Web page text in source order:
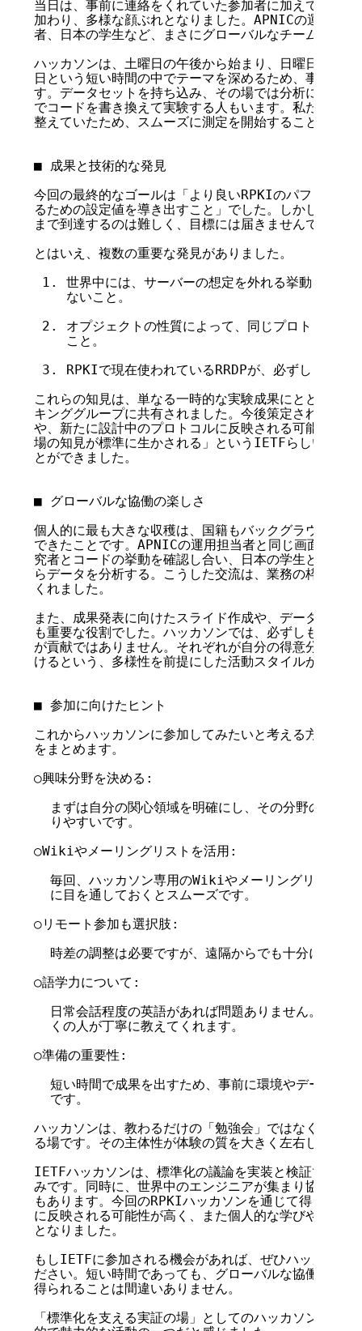
当日は、事前に連絡をくれていた参加者に加えて、ふ
加わり、多様な顔ぶれとなりました。APNICの運用担
者、日本の学生など、まさにグローバルなチームが形成
ハッカソンは、土曜日の午後から始まり、日曜日の夕
日という短い時間の中でテーマを深めるため、事前準
す。データセットを持ち込み、その場では分析に専念
でコードを書き換えて実験する人もいます。私たちも
整えていたため、スムーズに測定を開始することができ
■ 成果と技術的な発見
今回の最終的なゴールは「より良いRPKIのパフォーマ
るための設定値を導き出すこと」でした。しかし、限
まで到達するのは難しく、目標には届きませんでした。
とはいえ、複数の重要な発見がありました。
1. 世界中には、サーバーの想定を外れる挙動を示す
    ないこと。
2. オプジェクトの性質によって、同じプロトコルで
    こと。
3. RPKIで現在使われているRRDPが、必ずしも常に
これらの知見は、単なる一時的な実験成果にとどまら
キンググループに共有されました。今後策定されるベ
や、新たに設計中のプロトコルに反映される可能性が
場の知見が標準に生かされる」というIETFらしいダイ
とができました。
■ グローバルな協働の楽しさ
個人的に最も大きな収穫は、国籍もバックグラウンド
できたことです。APNICの運用担当者と同じ画面を見
究者とコードの挙動を確認し合い、日本の学生とリモ
らデータを分析する。こうした交流は、業務の枠を超
くれました。
また、成果発表に向けたスライド作成や、データの整
も重要な役割でした。ハッカソンでは、必ずしもプロ
が貢献ではありません。それぞれが自分の得意分野を
けるという、多様性を前提にした活動スタイルが特徴的
■ 参加に向けたヒント
これからハッカソンに参加してみたいと考える方に、
をまとめます。
○興味分野を決める:
まずは自分の関心領域を明確にし、その分野のテー
  りやすいです。
○Wikiやメーリングリストを活用:
毎回、ハッカソン専用のWikiやメーリングリストが
  に目を通しておくとスムーズです。
○リモート参加も選択肢:
時差の調整は必要ですが、遠隔からでも十分に参加
○語学力について:
日常会話程度の英語があれば問題ありません。初心
  くの人が丁寧に教えてくれます。
○準備の重要性:
短い時間で成果を出すため、事前に環境やデータを
  です。
ハッカソンは、教わるだけの「勉強会」ではなく、自
る場です。その主体性が体験の質を大きく左右します。
IETFハッカソンは、標準化の議論を実装と検証で裏付
みです。同時に、世界中のエンジニアが集まり協働す
もあります。今回のRPKIハッカソンを通じて得られた
に反映される可能性が高く、また個人的な学びやネッ
となりました。
もしIETFに参加される機会があれば、ぜひハッカソン
ださい。短い時間であっても、グローバルな協働の中
得られることは間違いありません。
「標準化を支える実証の場」としてのハッカソンは、